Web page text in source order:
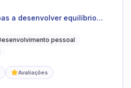
a desenvolver equilíbrio
pessoal
Avaliações